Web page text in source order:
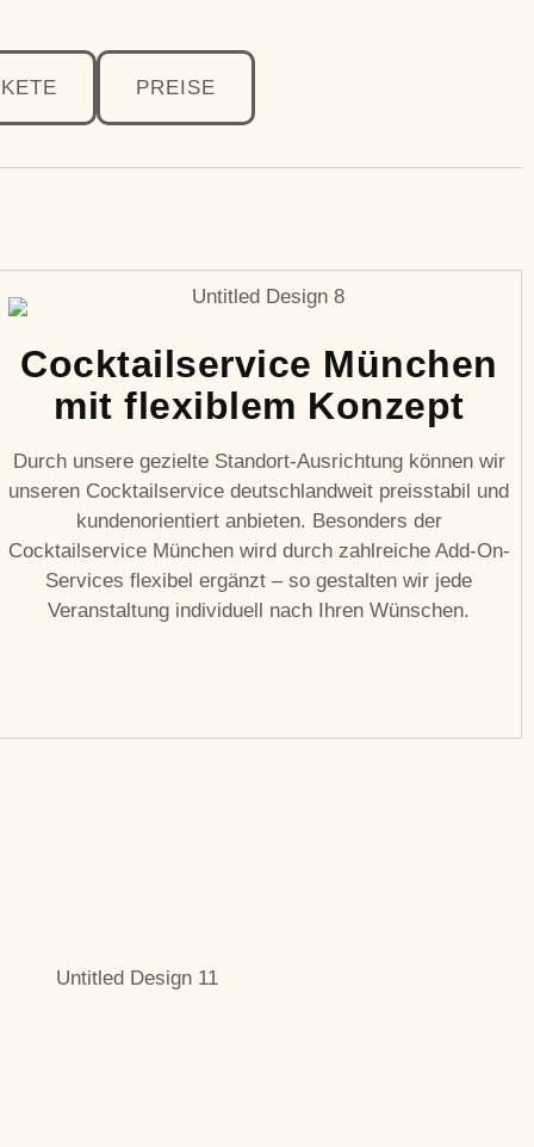
PREISE
Cocktailservice München
mit flexiblem Konzept
Durch unsere gezielte Standort-Ausrichtung können wir
unseren Cocktailservice deutschlandweit preisstabil und
kundenorientiert anbieten. Besonders der
Cocktailservice München wird durch zahlreiche Add-On-
Services flexibel ergänzt – so gestalten wir jede
Veranstaltung individuell nach Ihren Wünschen.